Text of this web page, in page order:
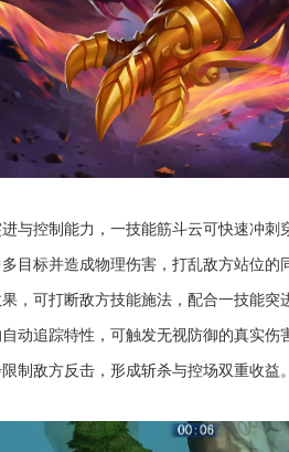
与控制能力，一技能筋斗云可快速冲
目标并造成物理伤害，打乱敌方站位
，可打断敌方技能施法，配合一技能突
动追踪特性，可触发无视防御的真实
制敌方反击，形成斩杀与控场双重收益。